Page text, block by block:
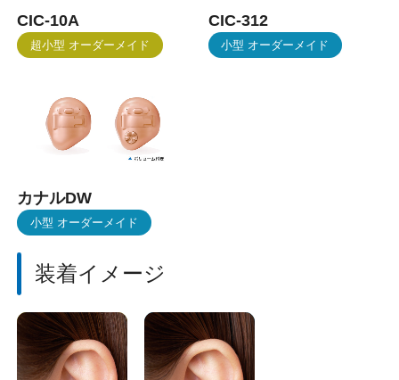
CIC-10A
超小型 オーダーメイド
CIC-312
小型 オーダーメイド
カナルDW
小型 オーダーメイド
装着イメージ